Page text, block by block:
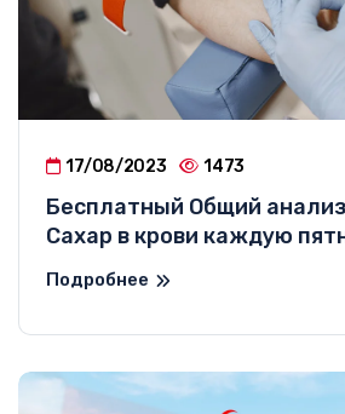
17/08/2023 1473
Бесплатный Общий
Сахар в крови каждую
Подробнее